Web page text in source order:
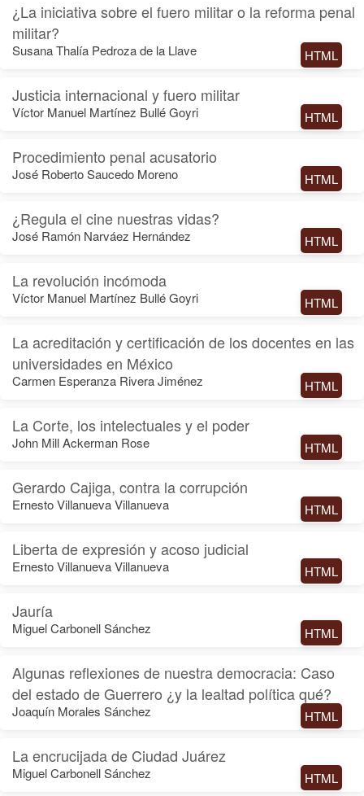
¿La iniciativa sobre el fuero militar o la reforma penal
militar?
Susana Thalía Pedroza de la Llave HTML
Justicia internacional y fuero militar
Víctor Manuel Martínez Bullé Goyri HTML
Procedimiento penal acusatorio
José Roberto Saucedo Moreno HTML
¿Regula el cine nuestras vidas?
José Ramón Narváez Hernández HTML
La revolución incómoda
Víctor Manuel Martínez Bullé Goyri HTML
La acreditación y certificación de los docentes en las
universidades en México
Carmen Esperanza Rivera Jiménez HTML
La Corte, los intelectuales y el poder
John Mill Ackerman Rose HTML
Gerardo Cajiga, contra la corrupción
Ernesto Villanueva Villanueva HTML
Liberta de expresión y acoso judicial
Ernesto Villanueva Villanueva HTML
Jauría
Miguel Carbonell Sánchez HTML
Algunas reflexiones de nuestra democracia: Caso
del estado de Guerrero ¿y la lealtad política qué?
Joaquín Morales Sánchez HTML
La encrucijada de Ciudad Juárez
Miguel Carbonell Sánchez HTML